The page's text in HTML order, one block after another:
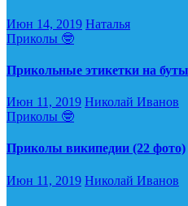
Июн 14, 2019 Наталья
Приколы 🤓
Прикольные этикетки на
Июн 11, 2019 Николай Иванов
Приколы 🤓
Приколы википедии (22 фото)
Июн 11, 2019 Николай Иванов